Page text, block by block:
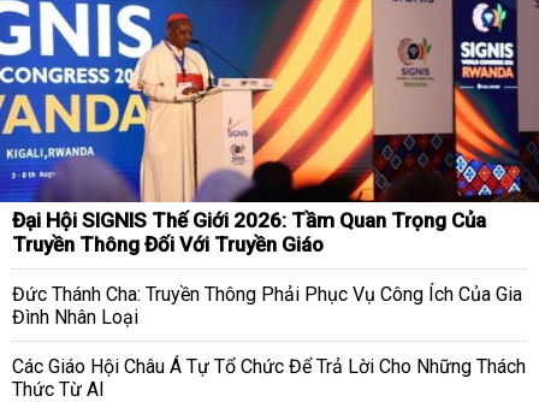
Đại Hội SIGNIS Thế Giới 2026: Tầm Quan Trọng Của
Truyền Thông Đối Với Truyền Giáo
Đức Thánh Cha: Truyền Thông Phải Phục Vụ Công Ích Của Gia
Đình Nhân Loại
Các Giáo Hội Châu Á Tự Tổ Chức Để Trả Lời Cho Những Thách
Thức Từ AI